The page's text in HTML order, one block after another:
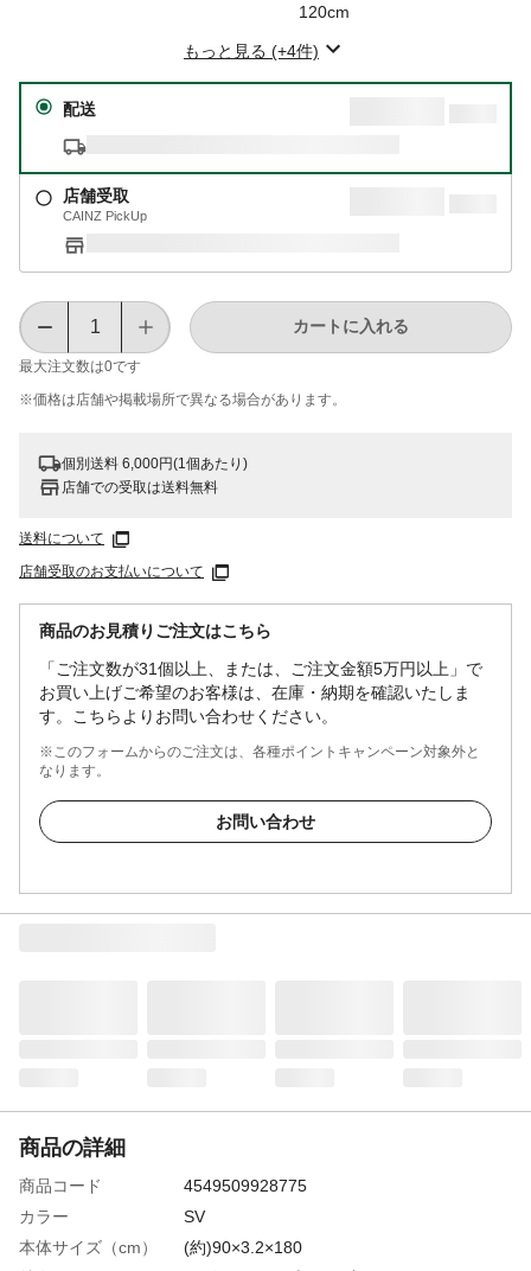
120cm
もっと見る (+4件)
配送
店舗受取
CAINZ PickUp
最大注文数は0です
カートに入れる
※価格は​店舗や​掲載場所で​異なる​場合が​あります。
個別送料 6,000円(1個あたり)
店舗での受取は送料無料
送料について
店舗受取のお支払いについて
商品のお見積りご注文はこちら
「ご注文数が31個以上、または、ご注文金額5万円以上」で
お買い上げご希望のお客様は、在庫・納期を確認いたしま
す。こちらよりお問い合わせください。
※このフォームからのご注文は、各種ポイントキャンペーン対象外と
なります。
お問い合わせ
商品の詳細
商品コード
4549509928775
カラー
SV
本体サイズ（cm）
(約)90×3.2×180